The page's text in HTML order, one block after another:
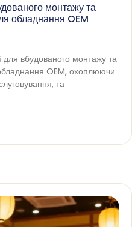
монтажу та
обладнання OEM
для вбудованого монтажу та
OEM, охоплюючи
та